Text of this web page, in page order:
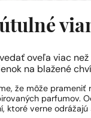
oveľa viac
na blažené
že môže
parfumov.
ktoré verne odrážajú